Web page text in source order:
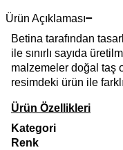
Ürün Açıklaması
Betina tarafından
ile sınırlı sayıda
malzemeler doğal taş
resimdeki ürün ile
Ürün Özellikleri
Kategori
Renk